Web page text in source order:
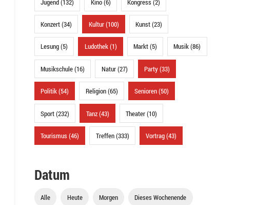
Jugend (132) Kino (6) Kongress (2)
Konzert (34) Kultur (100) Kunst (23)
Lesung (5) Ludothek (1) Markt (5) Musik (86)
Musikschule (16) Natur (27) Party (33)
Politik (54) Religion (65) Senioren (50)
Sport (232) Tanz (43) Theater (10)
Tourismus (46) Treffen (333) Vortrag (43)
Datum
Alle Heute Morgen Dieses Wochenende